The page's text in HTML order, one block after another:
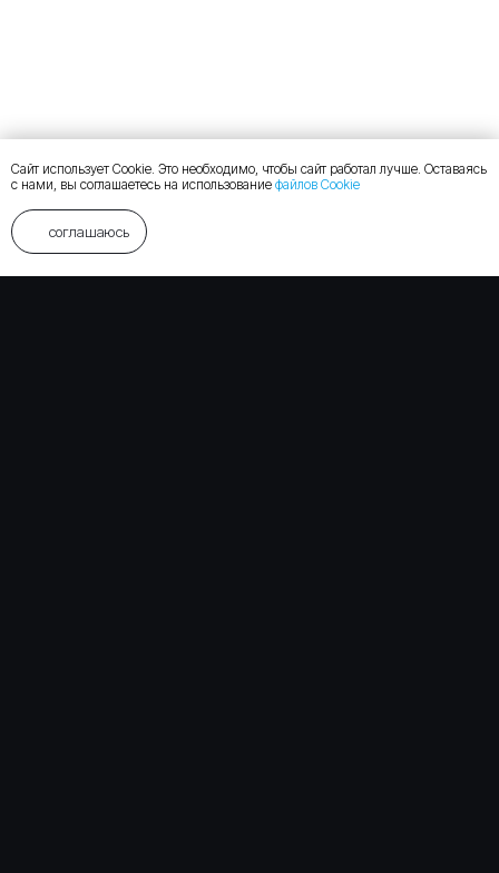
Сайт использует Cookie. Это необходимо, чтобы сайт работал лучше. Оставаясь
с нами, вы соглашаетесь на использование файлов Cookie
соглашаюсь